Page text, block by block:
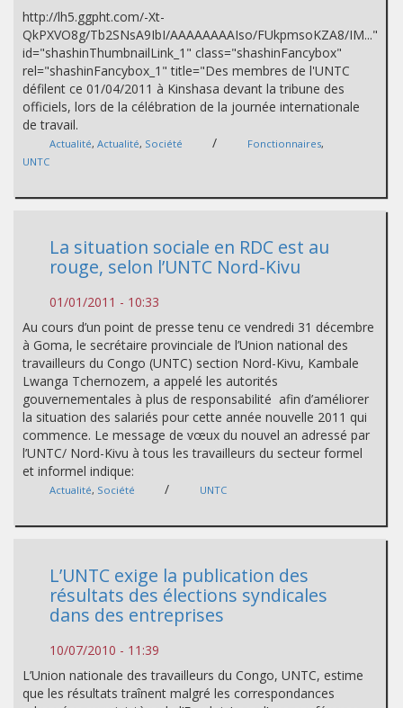
http://lh5.ggpht.com/-Xt-
QkPXVO8g/Tb2SNsA9IbI/AAAAAAAAIso/FUkpmsoKZA8/IM..."
id="shashinThumbnailLink_1" class="shashinFancybox"
rel="shashinFancybox_1" title="Des membres de l'UNTC
défilent ce 01/04/2011 à Kinshasa devant la tribune des
officiels, lors de la célébration de la journée internationale
de travail.
Actualité, Actualité, Société / Fonctionnaires,
UNTC
La situation sociale en RDC est au
rouge, selon l’UNTC Nord-Kivu
01/01/2011 - 10:33
Au cours d’un point de presse tenu ce vendredi 31 décembre
à Goma, le secrétaire provinciale de l’Union national des
travailleurs du Congo (UNTC) section Nord-Kivu, Kambale
Lwanga Tchernozem, a appelé les autorités
gouvernementales à plus de responsabilité afin d’améliorer
la situation des salariés pour cette année nouvelle 2011 qui
commence. Le message de vœux du nouvel an adressé par
l’UNTC/ Nord-Kivu à tous les travailleurs du secteur formel
et informel indique:
Actualité, Société / UNTC
L’UNTC exige la publication des
résultats des élections syndicales
dans des entreprises
10/07/2010 - 11:39
L’Union nationale des travailleurs du Congo, UNTC, estime
que les résultats traînent malgré les correspondances